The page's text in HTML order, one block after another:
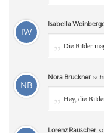
IW
Isabella
„ Die Bilder
NB
Nora Bruckner
„ Hey, die
Lorenz Rauscher